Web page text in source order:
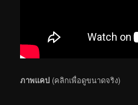
ภาพแคป (คลิกเพื่อดูขนาดจริง)